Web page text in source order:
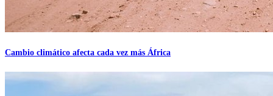
Cambio climático afecta cada vez más África